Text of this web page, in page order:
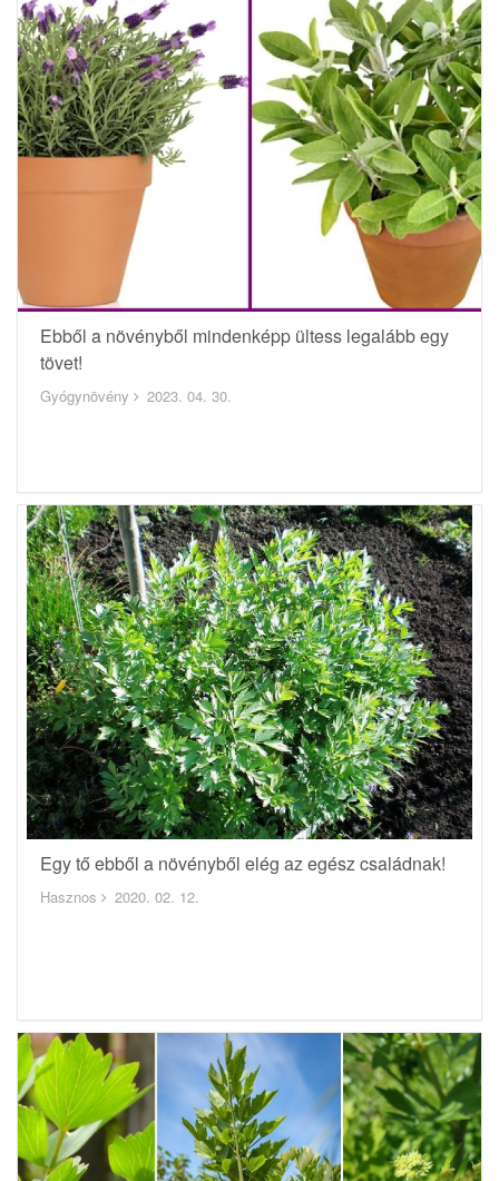
Ebből a növényből mindenképp ültess legalább egy
tövet!
Gyógynövény 2023. 04. 30.
Egy tő ebből a növényből elég az egész családnak!
Hasznos 2020. 02. 12.